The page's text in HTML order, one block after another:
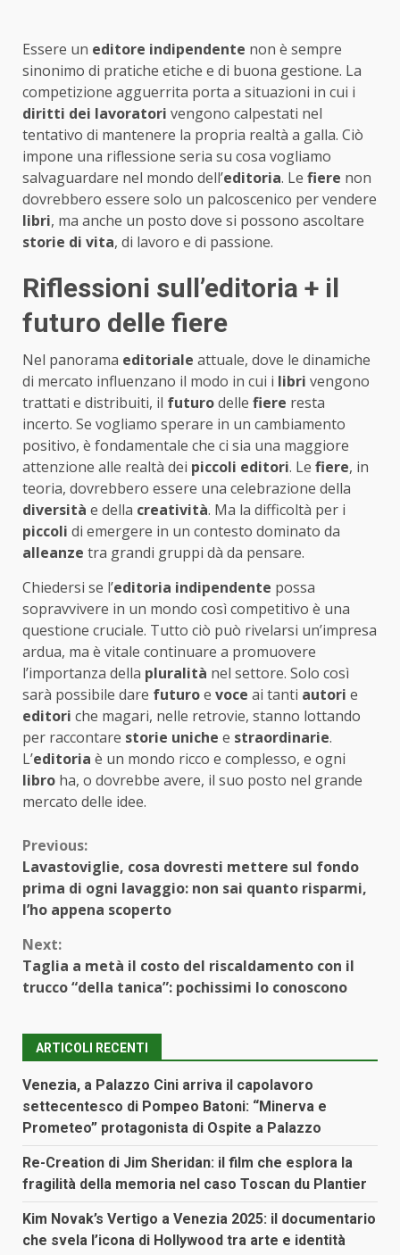
Essere un editore indipendente non è sempre
sinonimo di pratiche etiche e di buona gestione. La
competizione agguerrita porta a situazioni in cui i
diritti dei lavoratori vengono calpestati nel
tentativo di mantenere la propria realtà a galla. Ciò
impone una riflessione seria su cosa vogliamo
salvaguardare nel mondo dell’editoria. Le fiere non
dovrebbero essere solo un palcoscenico per vendere
libri, ma anche un posto dove si possono ascoltare
storie di vita, di lavoro e di passione.
Riflessioni sull’editoria + il
futuro delle fiere
Nel panorama editoriale attuale, dove le dinamiche
di mercato influenzano il modo in cui i libri vengono
trattati e distribuiti, il futurodelle fiere resta
incerto. Se vogliamo sperare in un cambiamento
positivo, è fondamentale che ci sia una maggiore
attenzione alle realtà dei piccoli editori. Le fiere, in
teoria, dovrebbero essere una celebrazione della
diversità e della creatività. Ma la difficoltà per i
piccoli di emergere in un contesto dominato da
alleanze tra grandi gruppi dà da pensare.
Chiedersi se l’editoria indipendente possa
sopravvivere in un mondo così competitivo è una
questione cruciale. Tutto ciò può rivelarsi un’impresa
ardua, ma è vitale continuare a promuovere
l’importanza della pluralità nel settore. Solo così
sarà possibile dare futuroe voce ai tanti autori e
editori che magari, nelle retrovie, stanno lottando
per raccontare storie uniche e straordinarie.
L’editoria è un mondo ricco e complesso, e ogni
libro ha, o dovrebbe avere, il suo posto nel grande
mercato delle idee.
Continue
Reading
Previous:
Lavastoviglie, cosa dovresti mettere sul fondo
prima di ogni lavaggio: non sai quanto risparmi,
l’ho appena scoperto
Next:
Taglia a metà il costo del riscaldamento con il
trucco “della tanica”: pochissimi lo conoscono
ARTICOLI RECENTI
Venezia, a Palazzo Cini arriva il capolavoro
settecentesco di Pompeo Batoni: “Minerva e
Prometeo” protagonista di Ospite a Palazzo
Re-Creation di Jim Sheridan: il film che esplora la
fragilità della memoria nel caso Toscan du Plantier
Kim Novak’s Vertigo a Venezia 2025: il documentario
che svela l’icona di Hollywood tra arte e identità